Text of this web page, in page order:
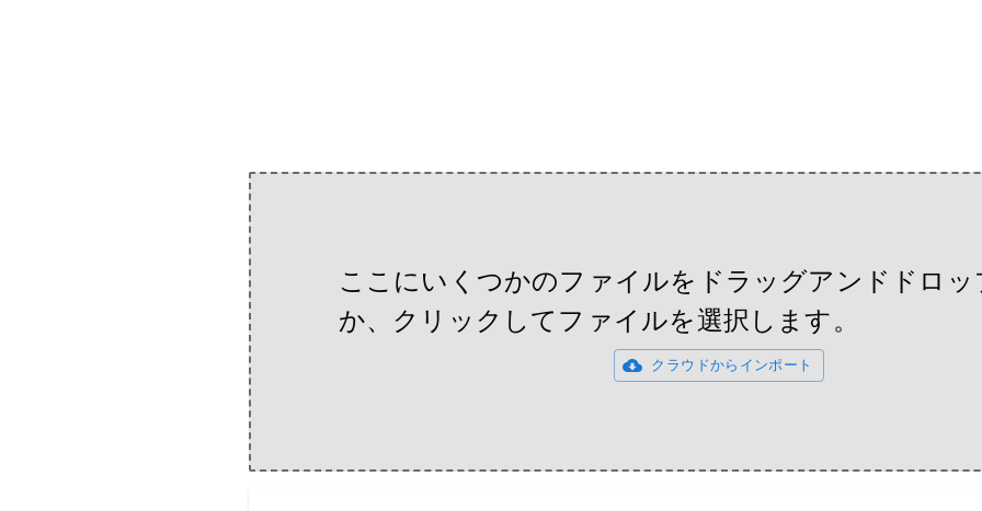
ここにいくつかのファイルをドラッグアンドドロッ
か、クリックしてファイルを選択します。
クラウドからインポート